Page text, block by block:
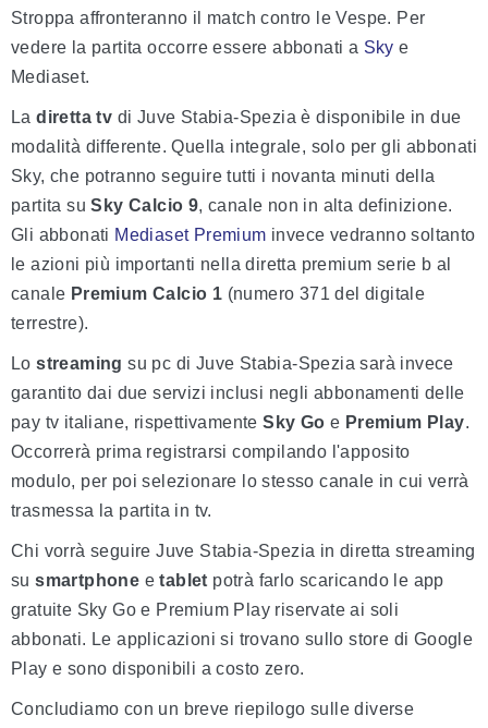
Stroppa affronteranno il match contro le Vespe. Per
vedere la partita occorre essere abbonati a Sky e
Mediaset.
Ladiretta tv di Juve Stabia-Spezia è disponibile in due
modalità differente. Quella integrale, solo per gli abbonati
Sky, che potranno seguire tutti i novanta minuti della
partita suSky Calcio 9, canale non in alta definizione.
Gli abbonati Mediaset Premium invece vedranno soltanto
le azioni più importanti nella diretta premium serie b al
canale Premium Calcio 1 (numero 371 del digitale
terrestre).
Lostreaming su pc di Juve Stabia-Spezia sarà invece
garantito dai due servizi inclusi negli abbonamenti delle
pay tv italiane, rispettivamenteSky Go e Premium Play.
Occorrerà prima registrarsi compilando l'apposito
modulo, per poi selezionare lo stesso canale in cui verrà
trasmessa la partita in tv.
Chi vorrà seguire Juve Stabia-Spezia in diretta streaming
susmartphone etablet potrà farlo scaricando le app
gratuite Sky Go e Premium Play riservate ai soli
abbonati. Le applicazioni si trovano sullo store di Google
Play e sono disponibili a costo zero.
Concludiamo con un breve riepilogo sulle diverse